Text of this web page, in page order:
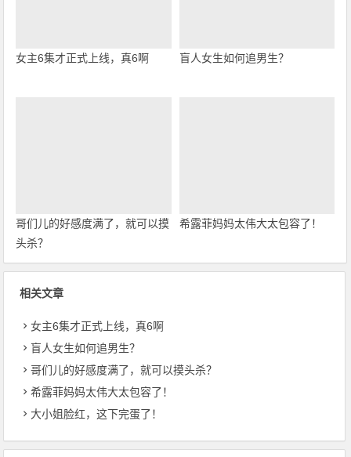
女主6集才正式上线，真6啊 盲人女生如何追男生？
哥们儿的好感度满了，就可以摸
头杀？
希露菲妈妈太伟大太包容了！
相关文章
女主6集才正式上线，真6啊
盲人女生如何追男生？
哥们儿的好感度满了，就可以摸头杀？
希露菲妈妈太伟大太包容了！
大小姐脸红，这下完蛋了！